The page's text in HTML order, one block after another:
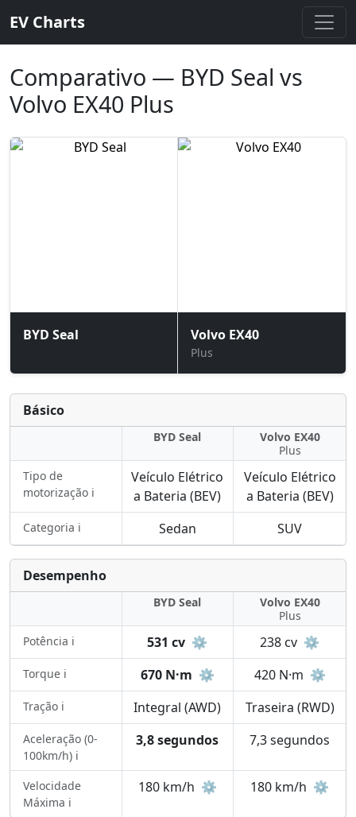
EV Charts
Comparativo — BYD Seal vs
Volvo EX40 Plus
BYD Seal Volvo EX40
Plus
Básico
BYD Seal
Volvo EX40
Plus
Tipo de
motorização ℹ️
Veículo Elétrico
a Bateria (BEV)
Veículo Elétrico
a Bateria (BEV)
Categoria ℹ️ Sedan SUV
Desempenho
BYD Seal
Volvo EX40
Plus
Potência ℹ️
531 cv ⚙️ 238 cv ⚙️
Torque ℹ️ 670 N·m ⚙️ 420 N·m ⚙️
Tração ℹ️ Integral (AWD) Traseira (RWD)
Aceleração (0-
100km/h) ℹ️
3,8 segundos 7,3 segundos
Velocidade
Máxima ℹ️
180 km/h ⚙️ 180 km/h ⚙️